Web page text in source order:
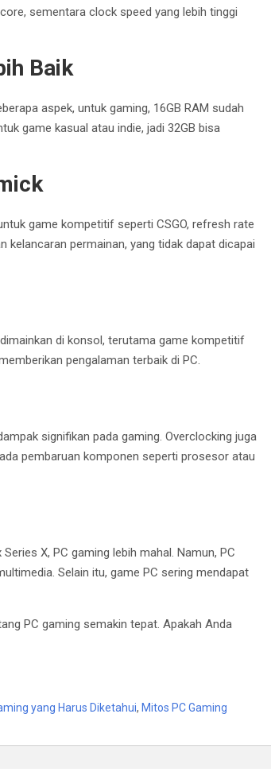
sementara clock speed yang lebih tinggi
Baik
aspek, untuk gaming, 16GB RAM sudah
game kasual atau indie, jadi 32GB bisa
game kompetitif seperti CSGO, refresh rate
permainan, yang tidak dapat dicapai
di konsol, terutama game kompetitif
pengalaman terbaik di PC.
signifikan pada gaming. Overclocking juga
pembaruan komponen seperti prosesor atau
X, PC gaming lebih mahal. Namun, PC
Selain itu, game PC sering mendapat
PC gaming semakin tepat. Apakah Anda
yang Harus Diketahui, Mitos PC Gaming